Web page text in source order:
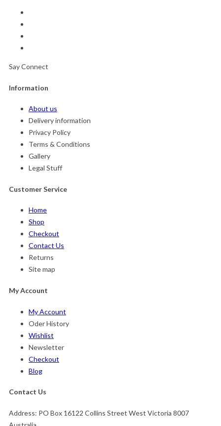
Say Connect
Information
About us
Delivery information
Privacy Policy
Terms & Conditions
Gallery
Legal Stuff
Customer Service
Home
Shop
Checkout
Contact Us
Returns
Site map
My Account
My Account
Oder History
Wishlist
Newsletter
Checkout
Blog
Contact Us
Address: PO Box 16122 Collins Street West Victoria 8007